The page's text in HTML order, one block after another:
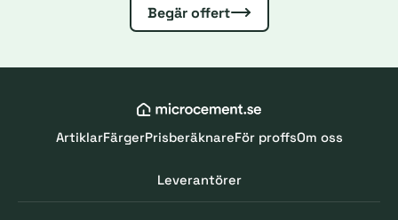
Begär offert
ArtiklarFärgerPrisberäknareFör proffsOm oss
Leverantörer